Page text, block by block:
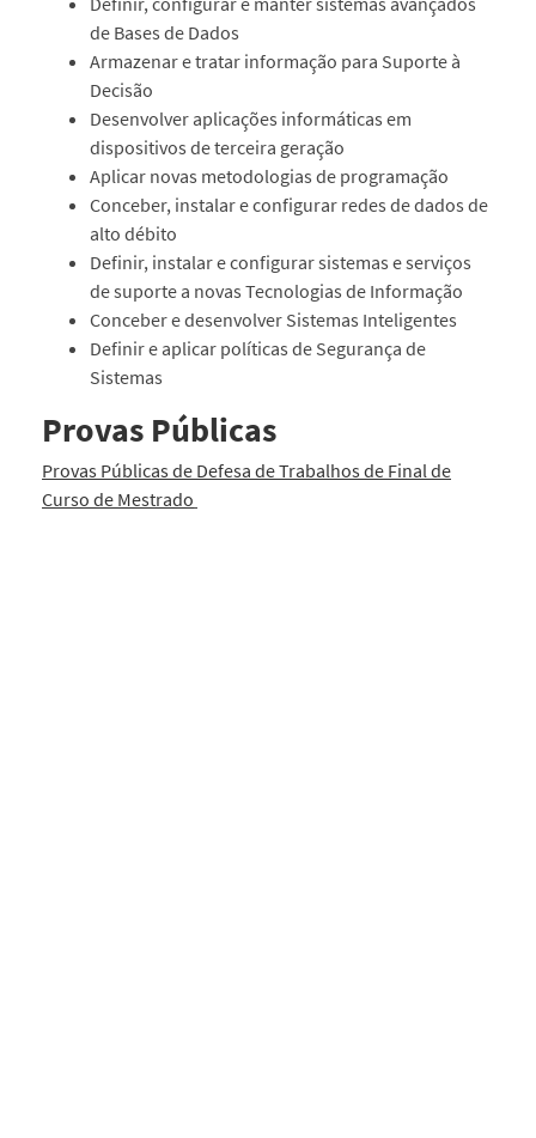
de Bases de Dados
Armazenar e tratar informação para Suporte à
Decisão
Desenvolver aplicações informáticas em
dispositivos de terceira geração
Aplicar novas metodologias de programação
Conceber, instalar e configurar redes de dados de
alto débito
Definir, instalar e configurar sistemas e serviços
de suporte a novas Tecnologias de Informação
Conceber e desenvolver Sistemas Inteligentes
Definir e aplicar políticas de Segurança de
Sistemas
Provas Públicas
Provas Públicas de Defesa de Trabalhos de Final de
Curso de Mestrado